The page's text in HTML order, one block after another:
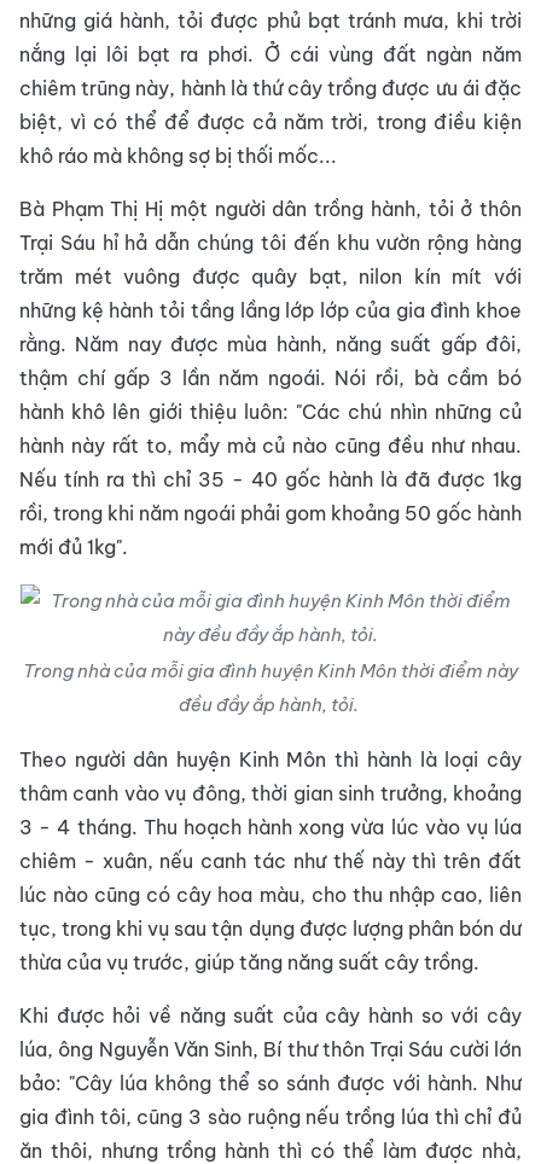
những giá hành, tỏi được phủ bạt tránh mưa, khi trời
nắng lại lôi bạt ra phơi. Ở cái vùng đất ngàn năm
chiêm trũng này, hành là thứ cây trồng được ưu ái đặc
biệt, vì có thể để được cả năm trời, trong điều kiện
khô ráo mà không sợ bị thối mốc...
Bà Phạm Thị Hị một người dân trồng hành, tỏi ở thôn
Trại Sáu hỉ hả dẫn chúng tôi đến khu vườn rộng hàng
trăm mét vuông được quây bạt, nilon kín mít với
những kệ hành tỏi tầng lầng lớp lớp của gia đình khoe
rằng. Năm nay được mùa hành, năng suất gấp đôi,
thậm chí gấp 3 lần năm ngoái. Nói rồi, bà cầm bó
hành khô lên giới thiệu luôn: "Các chú nhìn những củ
hành này rất to, mẩy mà củ nào cũng đều như nhau.
Nếu tính ra thì chỉ 35 - 40 gốc hành là đã được 1kg
rồi, trong khi năm ngoái phải gom khoảng 50 gốc hành
mới đủ 1kg".
Trong nhà của mỗi gia đình huyện Kinh Môn thời điểm này
đều đầy ắp hành, tỏi.
Theo người dân huyện Kinh Môn thì hành là loại cây
thâm canh vào vụ đông, thời gian sinh trưởng, khoảng
3 - 4 tháng. Thu hoạch hành xong vừa lúc vào vụ lúa
chiêm - xuân, nếu canh tác như thế này thì trên đất
lúc nào cũng có cây hoa màu, cho thu nhập cao, liên
tục, trong khi vụ sau tận dụng được lượng phân bón dư
thừa của vụ trước, giúp tăng năng suất cây trồng.
Khi được hỏi về năng suất của cây hành so với cây
lúa, ông Nguyễn Văn Sinh, Bí thư thôn Trại Sáu cười lớn
bảo: "Cây lúa không thể so sánh được với hành. Như
gia đình tôi, cũng 3 sào ruộng nếu trồng lúa thì chỉ đủ
ăn thôi, nhưng trồng hành thì có thể làm được nhà,